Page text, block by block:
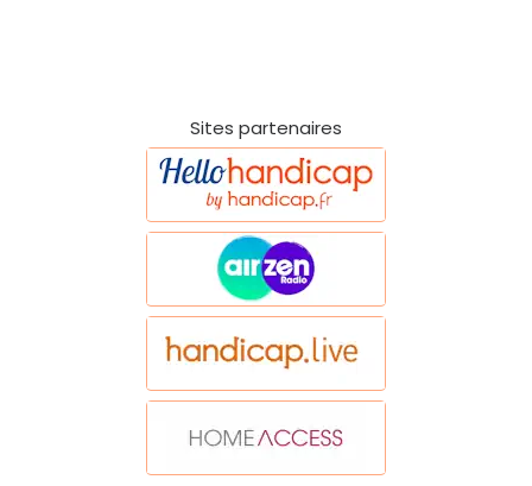
Sites partenaires